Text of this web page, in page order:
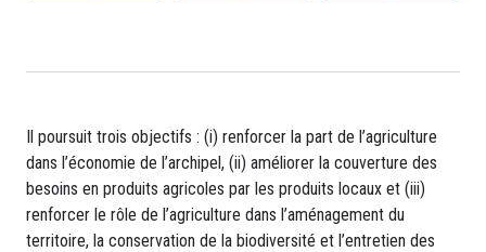
Il poursuit trois objectifs : (i) renforcer la part de l’agriculture
dans l’économie de l’archipel, (ii) améliorer la couverture des
besoins en produits agricoles par les produits locaux et (iii)
renforcer le rôle de l’agriculture dans l’aménagement du
territoire, la conservation de la biodiversité et l’entretien des